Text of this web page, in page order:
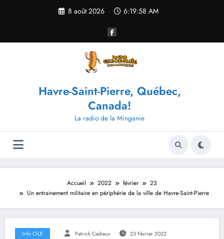
8 août 2026 6:19:58 AM
Havre-Saint-Pierre, Québec,
Canada!
La radio de la Minganie
Accueil 2022 février
23
Un entrainement militaire en périphérie de la ville de Havre-Saint-Pierre
Info CILE Patrick Cadieux 23 Février 2022